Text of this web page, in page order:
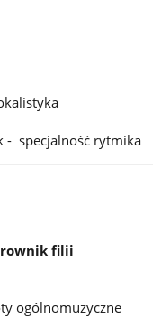
- specjalność rytmika
filii
ogólnomuzyczne